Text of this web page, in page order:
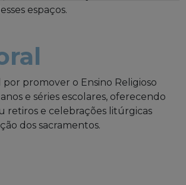
espaços.
por promover o Ensino Religioso
e séries escolares, oferecendo
retiros e celebrações litúrgicas
dos sacramentos.